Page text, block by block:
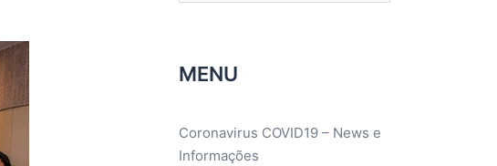
MENU
Coronavirus COVID19 – News e
Informações